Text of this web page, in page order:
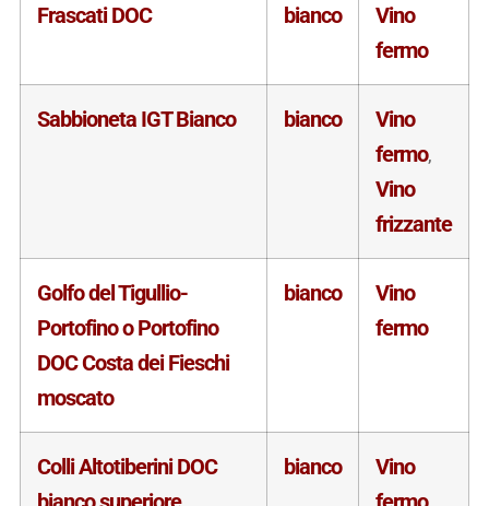
Frascati DOC bianco
Vino
fermo
Sabbioneta IGT Bianco bianco
Vino
fermo,
Vino
frizzante
Golfo del Tigullio-
Portofino o Portofino
DOC Costa dei Fieschi
moscato
bianco
Vino
fermo
Colli Altotiberini DOC
bianco
Vino